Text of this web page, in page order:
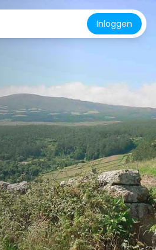
Inloggen